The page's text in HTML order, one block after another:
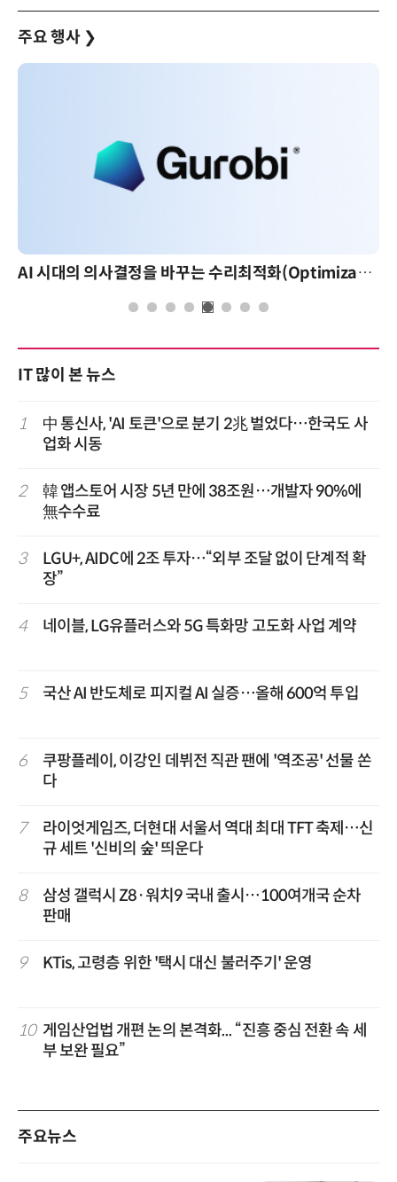
주요 행사 ❯
AI 시대의 의사결정을 바꾸는 수리최적화(Optimization): 실제 산업 적용 사례와 활용 전략
IT 많이 본 뉴스
1
中 통신사, 'AI 토큰'으로 분기 2兆 벌었다…한국도 사
업화 시동
2
韓 앱스토어 시장 5년 만에 38조원…개발자 90%에
無수수료
3
LGU+, AIDC에 2조 투자…“외부 조달 없이 단계적 확
장”
4 네이블, LG유플러스와 5G 특화망 고도화 사업 계약
5 국산 AI 반도체로 피지컬 AI 실증…올해 600억 투입
6
쿠팡플레이, 이강인 데뷔전 직관 팬에 '역조공' 선물 쏜
다
7
라이엇게임즈, 더현대 서울서 역대 최대 TFT 축제…신
규 세트 '신비의 숲' 띄운다
8
삼성 갤럭시 Z8·워치9 국내 출시…100여개국 순차
판매
9 KTis, 고령층 위한 '택시 대신 불러주기' 운영
10 게임산업법 개편 논의 본격화... “진흥 중심 전환 속 세
부 보완 필요”
주요뉴스